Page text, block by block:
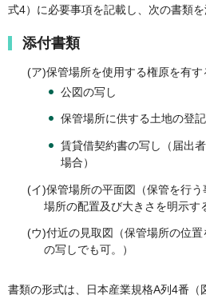
式4）に必要事項を記載し、次の書類を
添付書類
(ア)保管場所を使用する権原を有
公図の写し
保管場所に供する土地の登
賃貸借契約書の写し（届出
場合）
(イ)保管場所の平面図（保管を行
場所の配置及び大きさを明示す
(ウ)付近の見取図（保管場所の位
の写しでも可。）
書類の形式は、日本産業規格A列4番（